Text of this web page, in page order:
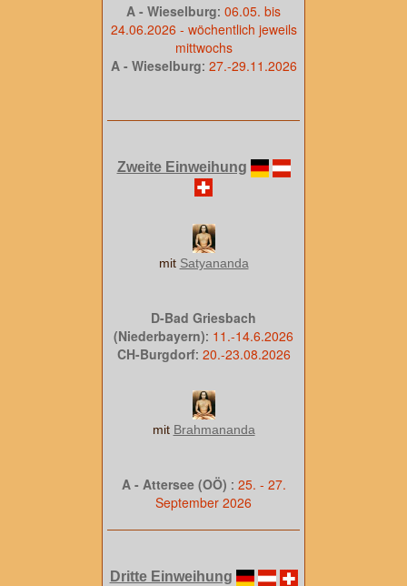
A - Wieselburg: 06.05. bis
24.06.2026 - wöchentlich jeweils
mittwochs
A - Wieselburg: 27.-29.11.2026
Zweite Einweihung
mit Satyananda
D-Bad Griesbach
(Niederbayern): 11.-14.6.2026
CH-Burgdorf: 20.-23.08.2026
mit Brahmananda
A - Attersee (OÖ) : 25. - 27.
September 2026
Dritte Einweihung